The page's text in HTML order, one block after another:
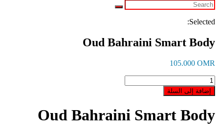
Selected:
Oud Bahraini Smart Body
105.000 OMR
كمية
Oud
Bahraini
Body
إضافة إلى السلة
Oud Bahraini Smart Body